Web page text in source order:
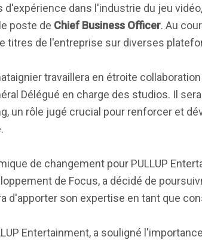
dans l'industrie du jeu
poste de Chief Business Officer. Au
titres de l'entreprise sur diverses
travaillera en étroite
Délégué en charge des studios. Il
un rôle jugé crucial pour renforcer et
de changement pour PULLUP
de Focus, a décidé de
d'apporter son expertise en tant que
Entertainment, a souligné